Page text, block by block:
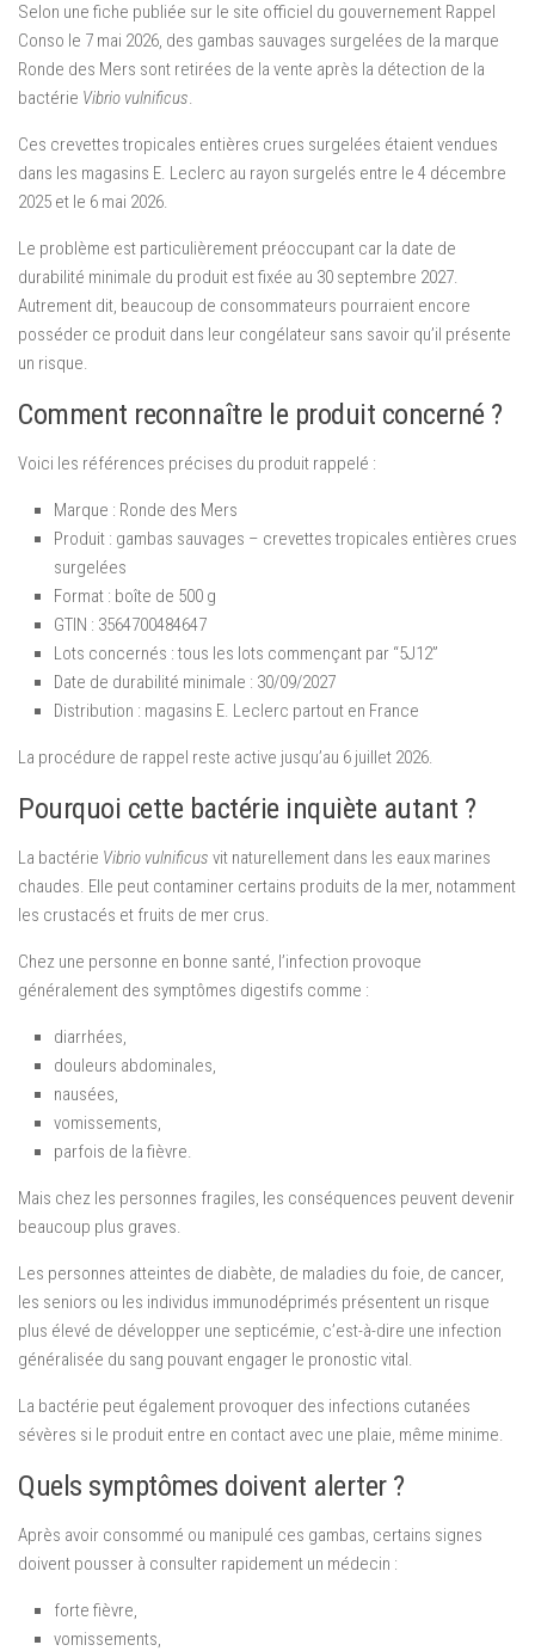
Selon une fiche publiée sur le site officiel du gouvernement Rappel
Conso le 7 mai 2026, des gambas sauvages surgelées de la marque
Ronde des Mers sont retirées de la vente après la détection de la
bactérie Vibrio vulnificus.
Ces crevettes tropicales entières crues surgelées étaient vendues
dans les magasins E. Leclerc au rayon surgelés entre le 4 décembre
2025 et le 6 mai 2026.
Le problème est particulièrement préoccupant car la date de
durabilité minimale du produit est fixée au 30 septembre 2027.
Autrement dit, beaucoup de consommateurs pourraient encore
posséder ce produit dans leur congélateur sans savoir qu’il présente
un risque.
Comment reconnaître le produit concerné ?
Voici les références précises du produit rappelé :
Marque : Ronde des Mers
Produit : gambas sauvages – crevettes tropicales entières crues
surgelées
Format : boîte de 500 g
GTIN : 3564700484647
Lots concernés : tous les lots commençant par “5J12”
Date de durabilité minimale : 30/09/2027
Distribution : magasins E. Leclerc partout en France
La procédure de rappel reste active jusqu’au 6 juillet 2026.
Pourquoi cette bactérie inquiète autant ?
La bactérie Vibrio vulnificus vit naturellement dans les eaux marines
chaudes. Elle peut contaminer certains produits de la mer, notamment
les crustacés et fruits de mer crus.
Chez une personne en bonne santé, l’infection provoque
généralement des symptômes digestifs comme :
diarrhées,
douleurs abdominales,
nausées,
vomissements,
parfois de la fièvre.
Mais chez les personnes fragiles, les conséquences peuvent devenir
beaucoup plus graves.
Les personnes atteintes de diabète, de maladies du foie, de cancer,
les seniors ou les individus immunodéprimés présentent un risque
plus élevé de développer une septicémie, c’est-à-dire une infection
généralisée du sang pouvant engager le pronostic vital.
La bactérie peut également provoquer des infections cutanées
sévères si le produit entre en contact avec une plaie, même minime.
Quels symptômes doivent alerter ?
Après avoir consommé ou manipulé ces gambas, certains signes
doivent pousser à consulter rapidement un médecin :
forte fièvre,
vomissements,